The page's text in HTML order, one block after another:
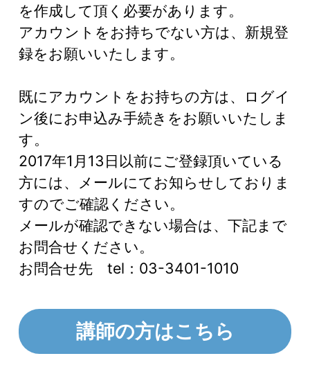
を作成して頂く必要があります。
アカウントをお持ちでない方は、新規登
録をお願いいたします。
既にアカウントをお持ちの方は、ログイ
ン後にお申込み手続きをお願いいたしま
す。
2017年1月13日以前にご登録頂いている
方には、メールにてお知らせしておりま
すのでご確認ください。
メールが確認できない場合は、下記まで
お問合せください。
お問合せ先 tel：03-3401-1010
講師の方はこちら